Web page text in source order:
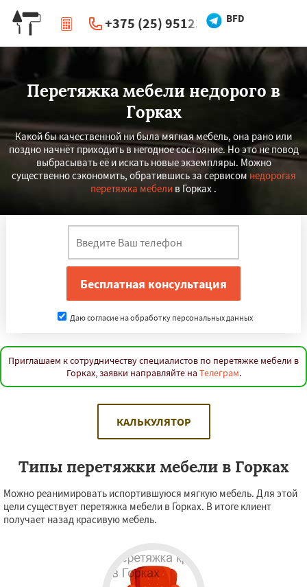
BFD
+375 (25) 951234
| Перезвоните мне
Перетяжка мебели недорого в
Горках
Какой бы качественной ни была мягкая мебель, она рано или
поздно начнёт приходить в негодное состояние. Но это не повод
выбрасывать её и искать новые экземпляры. Можно
существенно сэкономить, обратившись за сервисом недорогая
перетяжка мебели в Горках .
Даю согласие на обработку персональных данных
Приглашаем к сотрудничеству специалистов по перетяжке мебели в
Горках, заявки направляйте на Телеграм.
КАЛЬКУЛЯТОР
Типы перетяжки мебели в Горках
Можно реанимировать испортившуюся мягкую мебель. Для этой
цели существует перетяжка мебели в Горках. В итоге клиент
получает назад красивую мебель.